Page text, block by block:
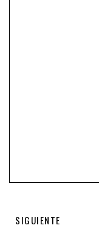
SIGUIENTE